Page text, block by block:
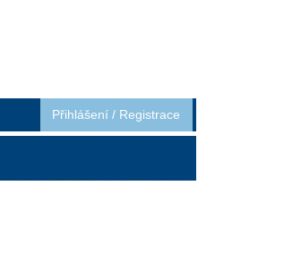
Přihlášení/ Registrace